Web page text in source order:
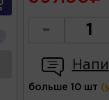
-
больше 10 шт